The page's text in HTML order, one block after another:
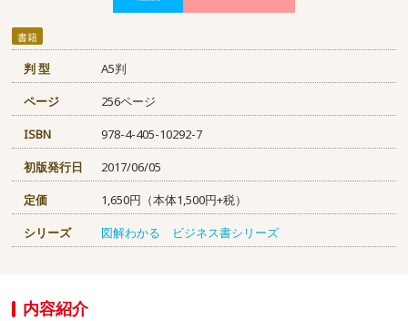
書籍
判 型
A5判
ページ
256ページ
ISBN
978-4-405-10292-7
初版発行日
2017/06/05
定価
1,650円（本体1,500円+税）
シリーズ
図解わかる ビジネス書シリーズ
内容紹介